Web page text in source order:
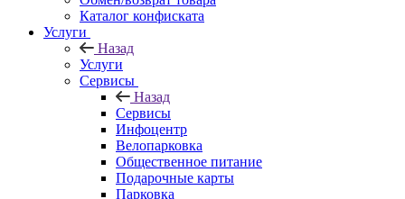
Каталог конфиската
Услуги
Назад
Услуги
Сервисы
Назад
Сервисы
Инфоцентр
Велопарковка
Общественное питание
Подарочные карты
Парковка